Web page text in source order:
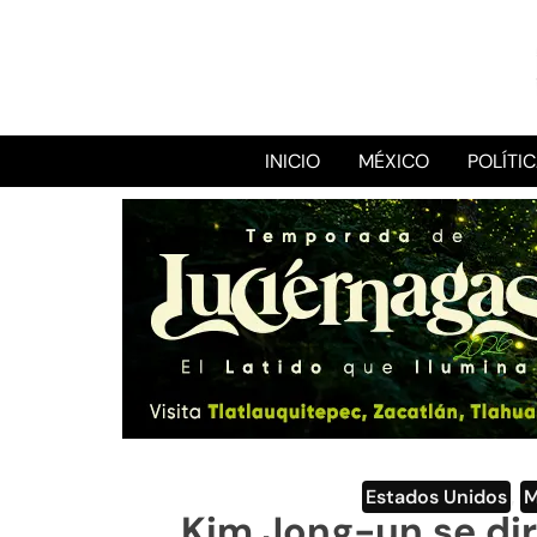
INICIO MÉXICO
Estados Unidos